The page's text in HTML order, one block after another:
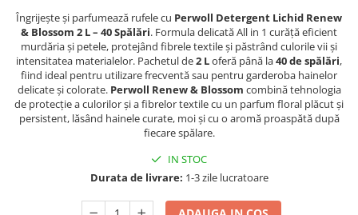
Bidoane si canistre
Gratare
Incubatoare
Lampi solare
Unelte
Hrana, Accesorii si Ingrijire Animale
Hrana Umeda
Îngrijește și parfumează rufele cu Perwoll Detergent Lichid Renew
& Blossom 2 L – 40 Spălări. Formula delicată All in 1 curăță eficient
murdăria și petele, protejând fibrele textile și păstrând culorile vii și
intensitatea materialelor. Pachetul de2 Loferă până la40 de spălări,
fiind ideal pentru utilizare frecventă sau pentru garderoba hainelor
delicate și colorate. Perwoll Renew & Blossom combină tehnologia
de protecție a culorilor și a fibrelor textile cu un parfum floral plăcut și
persistent, lăsând hainele curate, moi și cu o aromă proaspătă după
fiecare spălare.
IN STOC
Durata de livrare: 1-3 zile lucratoare